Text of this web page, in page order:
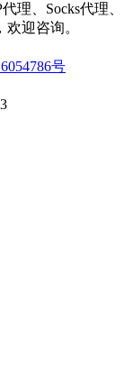
理、Socks代理、
迎咨询。
号